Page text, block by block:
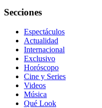
Secciones
Espectáculos
Actualidad
Internacional
Exclusivo
Horóscopo
Cine y Series
Videos
Música
Qué Look